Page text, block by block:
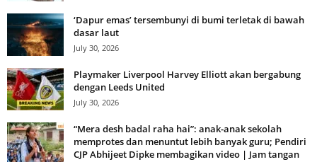
‘Dapur emas’ tersembunyi di bumi terletak di bawah
dasar laut
July 30, 2026
Playmaker Liverpool Harvey Elliott akan bergabung
dengan Leeds United
July 30, 2026
“Mera desh badal raha hai”: anak-anak sekolah
memprotes dan menuntut lebih banyak guru; Pendiri
CJP Abhijeet Dipke membagikan video | Jam tangan